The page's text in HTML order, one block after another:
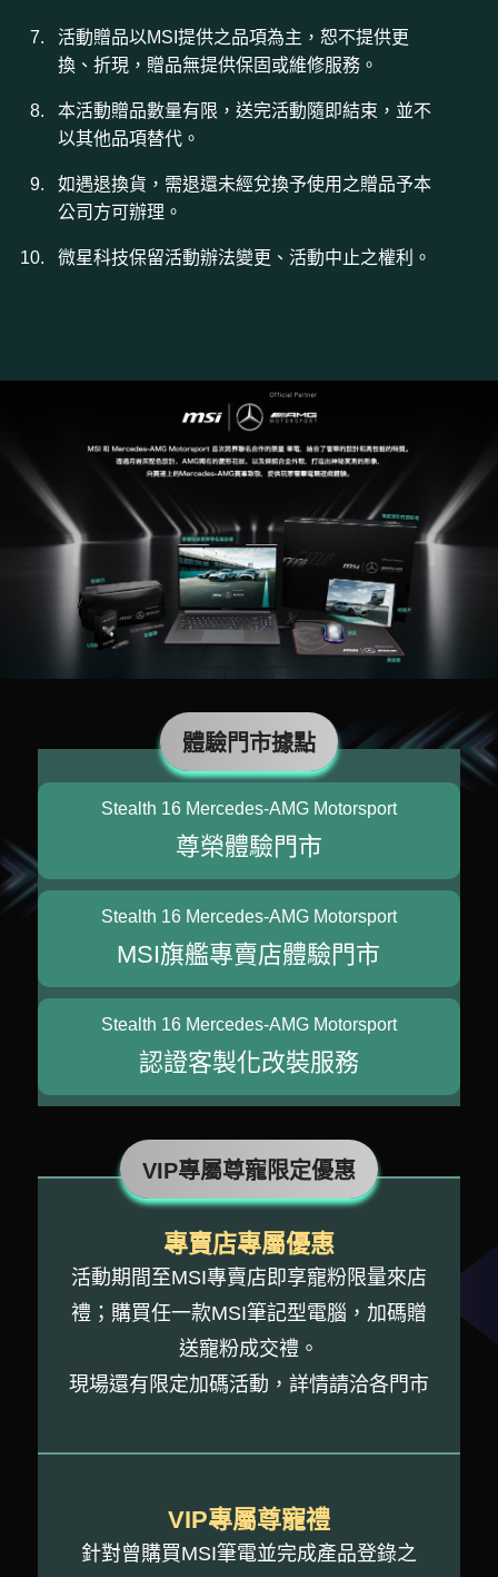
活動贈品以MSI提供之品項為主，恕不提供更
換、折現，贈品無提供保固或維修服務。
本活動贈品數量有限，送完活動隨即結束，並不
以其他品項替代。
如遇退換貨，需退還未經兌換予使用之贈品予本
公司方可辦理。
微星科技保留活動辦法變更、活動中止之權利。
體驗門市據點
Stealth 16 Mercedes-AMG Motorsport
尊榮體驗門市
Stealth 16 Mercedes-AMG Motorsport
MSI旗艦專賣店體驗門市
Stealth 16 Mercedes-AMG Motorsport
認證客製化改裝服務
VIP專屬尊寵限定優惠
專賣店專屬優惠
活動期間至MSI專賣店即享寵粉限量來店
禮；購買任一款MSI筆記型電腦，加碼贈
送寵粉成交禮。
現場還有限定加碼活動，詳情請洽各門市
VIP專屬尊寵禮
針對曾購買MSI筆電並完成產品登錄之